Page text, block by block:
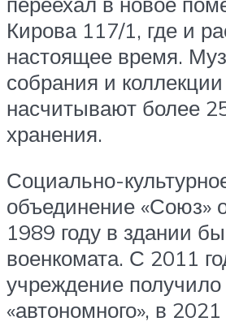
Кирова 117/1, где и
настоящее время.
собрания и коллекции
насчитывают более
хранения.
Социально-
объединение «Союз»
1989 году в здании
военкомата. С 2011
учреждение получило
«автономного», в 2021